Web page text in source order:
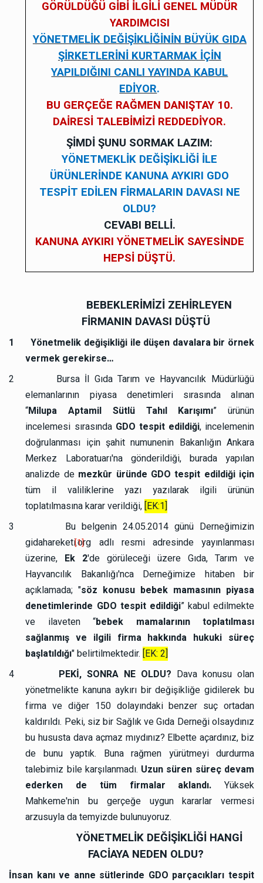
GÖRÜLDÜĞÜ GİBİ İLGİLİ GENEL MÜDÜR
YARDIMCISI
YÖNETMELİK DEĞİŞİKLİĞİNİN BÜYÜK GIDA
ŞİRKETLERİNİ KURTARMAK İÇİN
YAPILDIĞINI CANLI YAYINDA KABUL
EDİYOR.
BU GERÇEĞE RAĞMEN DANIŞTAY 10.
DAİRESİ TALEBİMİZİ REDDEDİYOR.
ŞİMDİ ŞUNU SORMAK LAZIM:
YÖNETMEKLİK DEĞİŞİKLİĞİ İLE
ÜRÜNLERİNDE KANUNA AYKIRI GDO
TESPİT EDİLEN FİRMALARIN DAVASI NE
OLDU?
CEVABI BELLİ.
KANUNA AYKIRI YÖNETMELİK SAYESİNDE
HEPSİ DÜŞTÜ.
BEBEKLERİMİZİ ZEHİRLEYEN
FİRMANIN DAVASI DÜŞTÜ
1
Yönetmelik değişikliği ile düşen davalara bir örnek
vermek gerekirse…
2
Bursa İl Gıda Tarım ve Hayvancılık Müdürlüğü
elemanlarının piyasa denetimleri sırasında alınan
“Milupa Aptamil Sütlü Tahıl Karışımı” ürünün
incelemesi sırasında GDO tespit edildiği, incelemenin
doğrulanması için şahit numunenin Bakanlığın Ankara
Merkez Laboratuarı'na gönderildiği, burada yapılan
analizde de mezkûr üründe GDO tespit edildiği için
tüm il valiliklerine yazı yazılarak ilgili ürünün
toplatılmasına karar verildiği, [EK:1]
3
Bu belgenin 24.05.2014 günü Derneğimizin
gidahareketi.org
[1]
adlı resmi adresinde yayınlanması
üzerine, Ek 2'de görüleceği üzere Gıda, Tarım ve
Hayvancılık Bakanlığı'nca Derneğimize hitaben bir
açıklamada; "söz konusu bebek mamasının piyasa
denetimlerinde GDO tespit edildiği” kabul edilmekte
ve ilaveten “bebek mamalarının toplatılması
sağlanmış ve ilgili firma hakkında hukuki süreç
başlatıldığı" belirtilmektedir. [EK: 2]
4
PEKİ, SONRA NE OLDU? Dava konusu olan
yönetmelikte kanuna aykırı bir değişikliğe gidilerek bu
firma ve diğer 150 dolayındaki benzer suç ortadan
kaldırıldı. Peki, siz bir Sağlık ve Gıda Derneği olsaydınız
bu hususta dava açmaz mıydınız? Elbette açardınız, biz
de bunu yaptık. Buna rağmen yürütmeyi durdurma
talebimiz bile karşılanmadı. Uzun süren süreç devam
ederken de tüm firmalar aklandı. Yüksek
Mahkeme'nin bu gerçeğe uygun kararlar vermesi
arzusuyla da temyizde bulunuyoruz.
YÖNETMELİK DEĞİŞİKLİĞİ HANGİ
FACİAYA NEDEN OLDU?
İnsan kanı ve anne sütlerinde GDO parçacıkları tespit